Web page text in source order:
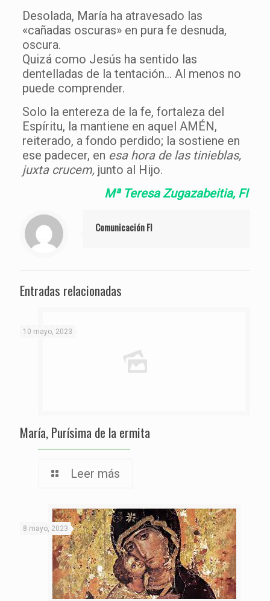
Desolada, María ha atravesado las
«cañadas oscuras» en pura fe desnuda,
oscura.
Quizá como Jesús ha sentido las
dentelladas de la tentación… Al menos no
puede comprender.
Solo la entereza de la fe, fortaleza del
Espíritu, la mantiene en aquel AMÉN,
reiterado, a fondo perdido; la sostiene en
ese padecer, en esa hora de las tinieblas,
juxta crucem,junto al Hijo.
Mª Teresa Zugazabeitia, FI
Comunicación FI
Entradas relacionadas
10 mayo, 2023
María, Purísima de la ermita
Leer más
8 mayo, 2023